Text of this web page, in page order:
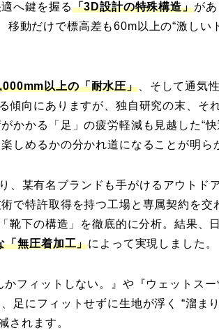
へ鍵を握る「3D設計の特殊構造」が
動だけで標高差も60m以上の“激しい
以上の「耐水圧」、そして通気
傾向にありますが、独自研究の末、そ
かかる「足」の疲労軽減も見越した“快
しめるかの分かれ道になることが明ら
某有名ブランドも手がけるアウトド
で特許取得を持つ工場と専属契約を交
靴下の構造」を徹底的に分析。結果、
「無圧着加工」によって実現しました。
フィットしない。』や『ウェットス
足にフィットせずに生地が浮く “溜ま
されます。